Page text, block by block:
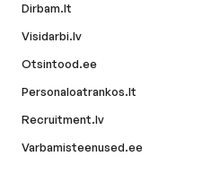
Dirbam.lt
Visidarbi.lv
Otsintood.ee
Personaloatrankos.lt
Recruitment.lv
Varbamisteenused.ee